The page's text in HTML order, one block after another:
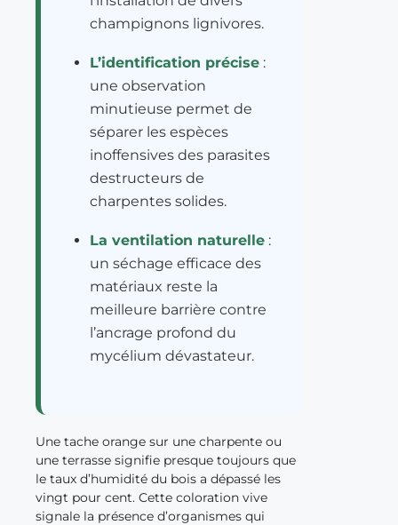
champignons lignivores.
L’identification précise :
une observation
minutieuse permet de
séparer les espèces
inoffensives des parasites
destructeurs de
charpentes solides.
La ventilation naturelle :
un séchage efficace des
matériaux reste la
meilleure barrière contre
l’ancrage profond du
mycélium dévastateur.
Une tache orange sur une charpente ou
une terrasse signifie presque toujours que
le taux d’humidité du bois a dépassé les
vingt pour cent. Cette coloration vive
signale la présence d’organismes qui